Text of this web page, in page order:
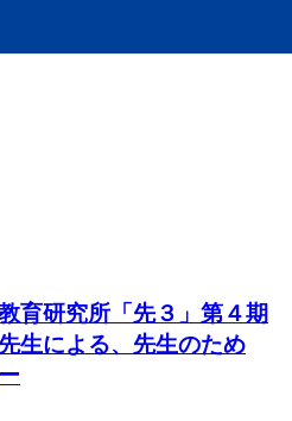
育研究所「先３」第４期
生による、先生のため